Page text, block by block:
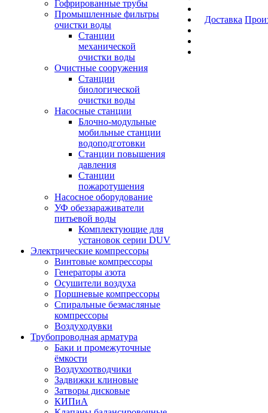
Гофрированные трубы
Промышленные фильтры
очистки воды
Станции
механической
очистки воды
Очистные сооружения
Станции
биологической
очистки воды
Насосные станции
Блочно-модульные
мобильные станции
водоподготовки
Станции повышения
давления
Станции
пожаротушения
Насосное оборудование
УФ обеззараживатели
питьевой воды
Комплектующие для
установок серии DUV
Электрические компрессоры
Винтовые компрессоры
Генераторы азота
Осушители воздуха
Поршневые компрессоры
Спиральные безмасляные
компрессоры
Воздуходувки
Трубопроводная арматура
Баки и промежуточные
ёмкости
Воздухоотводчики
Задвижки клиновые
Затворы дисковые
КИПиА
Доставка